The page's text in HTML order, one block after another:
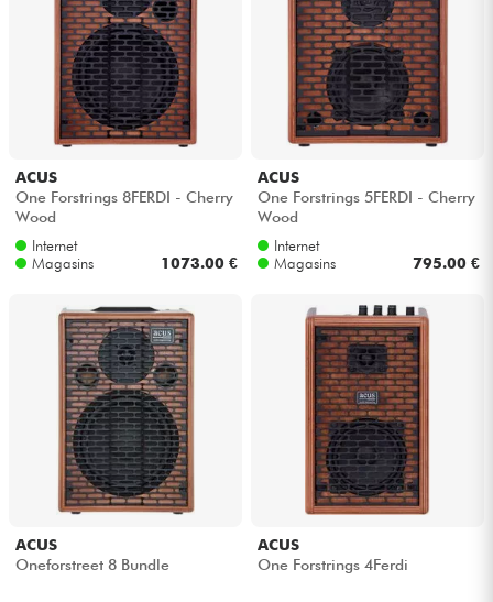
ACUS
One Forstrings 8FERDI - Cherry
Wood
Internet
Magasins
1073.00 €
ACUS
One Forstrings 5FERDI - Cherry
Wood
Internet
Magasins
795.00 €
ACUS
Oneforstreet 8 Bundle
ACUS
One Forstrings 4Ferdi